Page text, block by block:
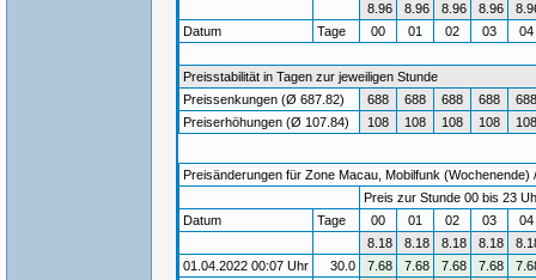
8.96
8.96 8.96 8.96
Datum
Tage 00 01 02 03 04
Preisstabilität in Tagen zur jeweiligen Stunde
Preissenkungen (Ø 687.82)
688 688 688 688
688
Preiserhöhungen (Ø 107.84)
108 108 108 108 108
Preisänderungen für Zone Macau, Mobilfunk (Wochenende)
Preis zur Stunde 00 bis 23
Datum
Tage 00 01 02 03
8.18
8.18 8.18 8.18
01.04.2022 00:07 Uhr
30.0 7.68 7.68 7.68 7.68